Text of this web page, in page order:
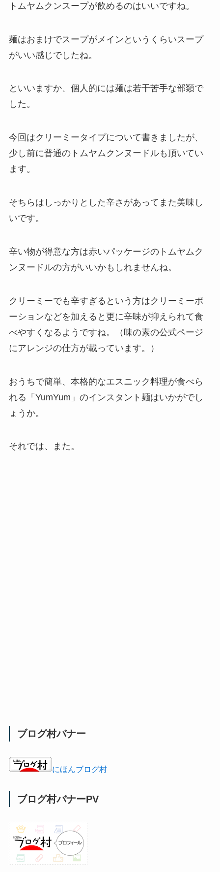
トムヤムクンスープが飲めるのはいいですね。
麺はおまけでスープがメインというくらいスープ
がいい感じでしたね。
といいますか、個人的には麺は若干苦手な部類で
した。
今回はクリーミータイプについて書きましたが、
少し前に普通のトムヤムクンヌードルも頂いてい
ます。
そちらはしっかりとした辛さがあってまた美味し
いです。
辛い物が得意な方は赤いパッケージのトムヤムク
ンヌードルの方がいいかもしれませんね。
クリーミーでも辛すぎるという方はクリーミーポ
ーションなどを加えると更に辛味が抑えられて食
べやすくなるようですね。（味の素の公式ページ
にアレンジの仕方が載っています。）
おうちで簡単、本格的なエスニック料理が食べら
れる「YumYum」のインスタント麺はいかがでし
ょうか。
それでは、また。
ブログ村バナー
にほんブログ村
ブログ村バナーPV